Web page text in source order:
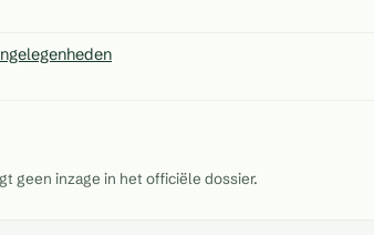
geen inzage in het officiële dossier.